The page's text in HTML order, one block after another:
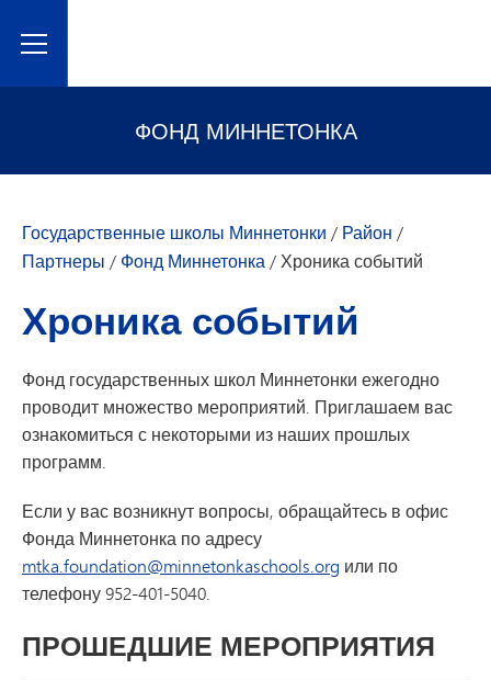
Toggle Menu
ФОНД МИННЕТОНКА
Государственные школы Миннетонки / Район /
Партнеры / Фонд Миннетонка/Хроника событий
Хроника событий
Фонд государственных школ Миннетонки ежегодно
проводит множество мероприятий. Приглашаем вас
ознакомиться с некоторыми из наших прошлых
программ.
Если у вас возникнут вопросы, обращайтесь в офис
Фонда Миннетонка по адресу
mtka.foundation@minnetonkaschools.org или по
телефону 952-401-5040.
ПРОШЕДШИЕ МЕРОПРИЯТИЯ